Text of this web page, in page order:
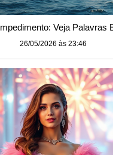
Veja Palavras
26/05/2026 às 23:46